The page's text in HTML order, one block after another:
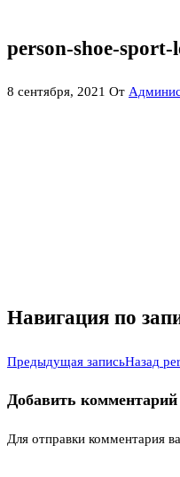
person-shoe-
8 сентября, 2021 От
Навигация по
Предыдущая записьНазад
Добавить комментарий
Для отправки комментария